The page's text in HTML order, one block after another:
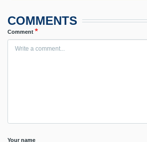
COMMENTS
Comment
Your name